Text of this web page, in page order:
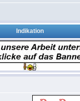
Indikation